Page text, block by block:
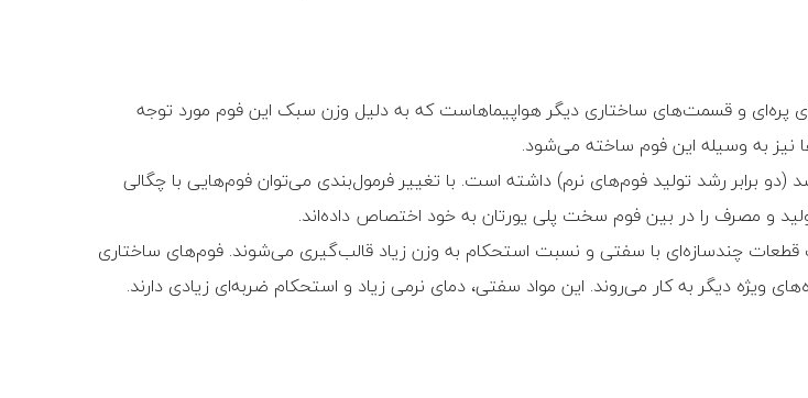
پره‌ای و قسمت‏‌های ساختاری دیگر هواپیما‏هاست که به دلیل وزن سبک این فوم مورد توجه
به وسیله این فوم ساخته می‌شود.
اخیر تولید فوم‏‌های سخت پلی یورتان رشد سالیانه‌ای در حدود 10 درصد (دو برابر رشد تولید فوم‏‌های نرم) داشته است. با تغییر فرمول‌بندی می‌توان فوم‌‏هایی با چگالی
قطعات چندسازه‌ای با سفتی و نسبت استحکام به وزن زیاد قالب‌گیری می‌شوند. فوم‏‌های ساختاری